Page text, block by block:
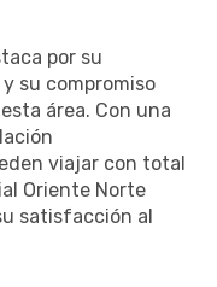
por su
su compromiso
área. Con una
viajar con total
Oriente Norte
satisfacción al